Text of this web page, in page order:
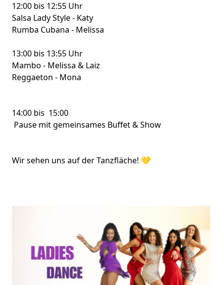
12:00 bis 12:55 Uhr
Salsa Lady Style - Katy
Rumba Cubana - Melissa
13:00 bis 13:55 Uhr
Mambo - Melissa & Laiz
Reggaeton - Mona
14:00 bis 15:00
Pause mit gemeinsames Buffet & Show
Wir sehen uns auf der Tanzfläche! 💛